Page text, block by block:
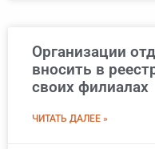
Организации
вносить в
своих филиалах
ЧИТАТЬ ДАЛЕЕ »